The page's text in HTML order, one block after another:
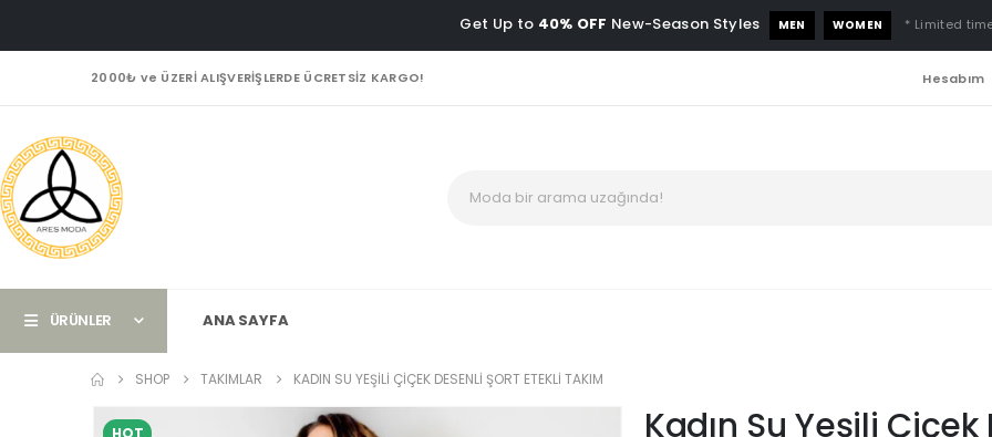
Get Up to 40% OFF New-Season Styles MEN WOMEN * Limited
2000₺ ve ÜZERİ ALIŞVERİŞLERDE ÜCRETSİZ KARGO! Hesabım
ÜRÜNLER ANA SAYFA
SHOP TAKIMLAR KADIN SU YEŞILI ÇIÇEK DESENLI ŞORT ETEKLI TAKIM
HOT
Kadın Su Yeşili